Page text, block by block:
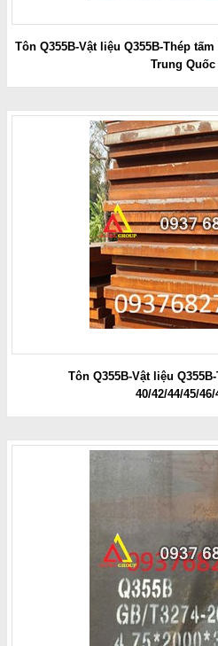
Tôn Q355B-Vật liệu Q355B-Thép
Trung Quốc
Tôn Q355B-Vật liệu
40/42/44/45/